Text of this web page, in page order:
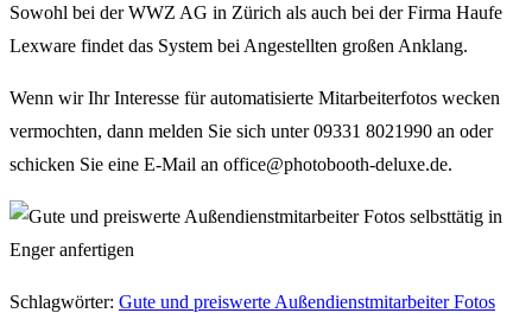
Sowohl bei der WWZ AG in Zürich als auch bei der Firma Haufe
Lexware findet das System bei Angestellten großen Anklang.
Wenn wir Ihr Interesse für automatisierte Mitarbeiterfotos wecken
vermochten, dann melden Sie sich unter 09331 8021990 an oder
schicken Sie eine E-Mail an office@photobooth-deluxe.de.
Schlagwörter: Gute und preiswerte Außendienstmitarbeiter Fotos